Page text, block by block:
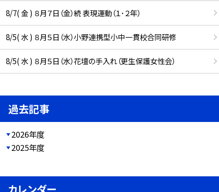
8/7( 金 ) ８月７日（金）続 表現運動（１･２年）
8/5( 水 ) ８月５日（水）小野連携型小中一貫校合同研修
8/5( 水 ) ８月５日（水）花壇の手入れ（更生保護女性会）
過去記事
2026年度
2025年度